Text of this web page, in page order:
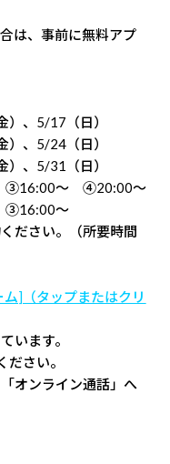
は、事前に無料アプ
、5/17（日）
、5/24（日）
、5/31（日）
～ ④20:00～
～
ださい。（所要時間
]（タップまたはクリ
います。
さい。
オンライン通話」へ